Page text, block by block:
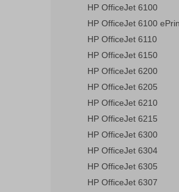
HP OfficeJet 6100
HP OfficeJet 6100
HP OfficeJet 6110
HP OfficeJet 6150
HP OfficeJet 6200
HP OfficeJet 6205
HP OfficeJet 6210
HP OfficeJet 6215
HP OfficeJet 6300
HP OfficeJet 6304
HP OfficeJet 6305
HP OfficeJet 6307